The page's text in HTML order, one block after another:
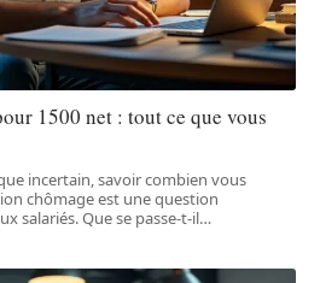
1500 net : tout ce que vous
incertain, savoir combien vous
chômage est une question
salariés. Que se passe-t-il…